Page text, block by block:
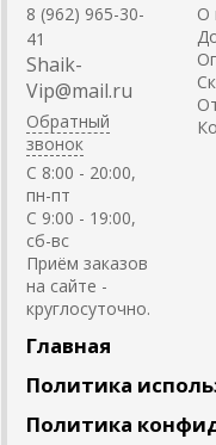
8 (962) 965-30-
41
Shaik-
Vip@mail.ru
Обратный
звонок
C 8:00 - 20:00,
пн-пт
С 9:00 - 19:00,
сб-вс
Приём заказов
на сайте -
круглосуточно.
О
Главная
Политика
Политика